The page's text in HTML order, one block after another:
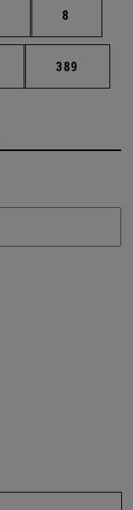
Páginas intermedias
Página
8
Páginas intermedias
Página
389